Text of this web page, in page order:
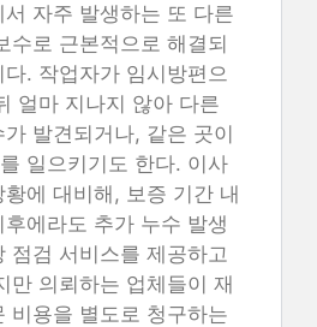
자주 발생하는 또 다른
수로 근본적으로 해결되
. 작업자가 임시방편으
얼마 지나지 않아 다른
발견되거나, 같은 곳이
일으키기도 한다. 이사
에 대비해, 보증 기간 내
에라도 추가 누수 발생
점검 서비스를 제공하고
만 의뢰하는 업체들이 재
비용을 별도로 청구하는